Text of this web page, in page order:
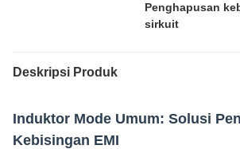
Penghapusan
sirkuit
Deskripsi Produk
Induktor Mode Umum: Solusi
Kebisingan EMI